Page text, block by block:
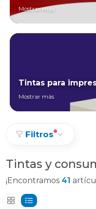
Mostrar más
Tintas para
Mostrar más
Filtros
Tintas y
¡Encontramos 41